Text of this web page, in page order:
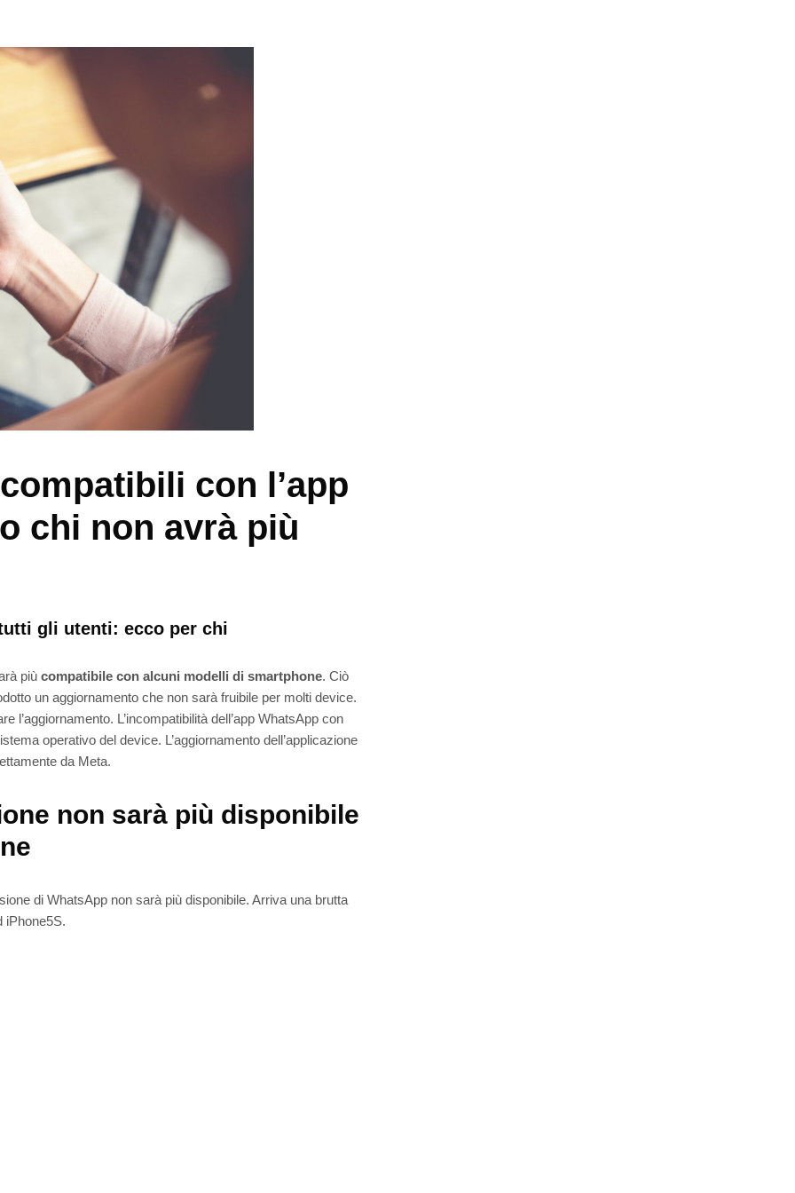
con l’app
chi non avrà più
gli utenti: ecco per chi
più compatibile con alcuni modelli di smartphone. Ciò
un aggiornamento che non sarà fruibile per molti device.
l’aggiornamento. L’incompatibilità dell’app WhatsApp con
operativo del device. L’aggiornamento dell’applicazione
da Meta.
non sarà più disponibile
di WhatsApp non sarà più disponibile. Arriva una brutta
iPhone5S.